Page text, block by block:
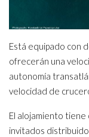
Está equipado con
ofrecerán una
autonomía
velocidad de
El alojamiento tiene
invitados